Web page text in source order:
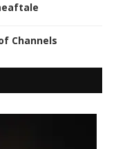
Channels